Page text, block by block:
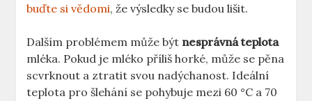
buďte si vědomi, že výsledky se budou lišit.
Dalším problémem‍ může být nesprávná teplota
⁤mléka. Pokud je ​mléko příliš horké, může​ se pěna
scvrknout a ztratit svou nadýchanost. Ideální
teplota pro šlehání se pohybuje mezi 60 °C a 70